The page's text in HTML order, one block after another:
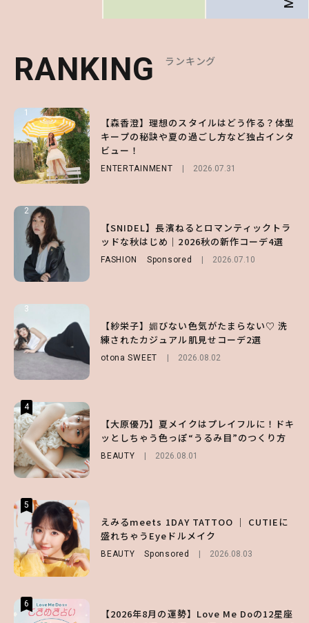
RANKING ランキング
1
【森香澄】理想のスタイルはどう作る？体型
キープの秘訣や夏の過ごし方など独占インタ
ビュー！
ENTERTAINMENT 2026.07.31
2
【SNIDEL】長濱ねるとロマンティックトラ
ッドな秋はじめ｜2026秋の新作コーデ4選
FASHION Sponsored 2026.07.10
3
【紗栄子】媚びない色気がたまらない♡ 洗
練されたカジュアル肌見せコーデ2選
otona SWEET 2026.08.02
4
【大原優乃】夏メイクはプレイフルに！ドキ
ッとしちゃう色っぽ“うるみ目”のつくり方
BEAUTY 2026.08.01
5
えみるmeets 1DAY TATTOO ｜ CUTIEに
盛れちゃうEyeドルメイク
BEAUTY Sponsored 2026.08.03
6
【2026年8月の運勢】Love Me Doの12星座
RANKING ランキング
1
【ハローキティ】がスシローと初コラボ♡
第1弾の気になるメニュー＆限定グッズを総
チェック！
LIFESTYLE 2026.07.31
2
【大原優乃】夏メイクはプレイフルに！ドキ
ッとしちゃう色っぽ“うるみ目”のつくり方
BEAUTY 2026.08.01
3
【スタバ】約160通りのカスタマイズができ
る⁉ 39店舗限定『My フルーツ³ フラペチー
ノ®』を徹底レポ♡
2026.07.30
4
【齋藤飛鳥】人生初のロブに！「意外としっ
くりくるし、すごく新鮮で心地いい」ヘアカ
ットの様子を独占でお届け♡
ENTERTAINMENT
5
【森香澄】理想のスタイルはどう作る？体型
キープの秘訣や夏の過ごし方など独占インタ
ビュー！
ENTERTAINMENT 2026.07.31
6
【SNIDEL】長濱ねるとロマンティックトラ
RANKING ランキング
1
【SNIDEL】長濱ねるとロマンティックトラ
ッドな秋はじめ｜2026秋の新作コーデ4選
2
【付録】総柄ハローキティが可愛すぎ♡ 紀
ノ国屋コラボの“優秀保冷バッグ”は夏の強
い味方！【オトナミューズ9月号増刊】
3
【谷まりあ】夏は“シアースカート”でさり
げなく肌見せ！透け感のニュアンスを楽しめ
るマストハブアイテム4選
2026.07.19
4
【夏ヘアのくずれ・うねりに】ヘアメイク夢
月直伝♡ ドライシャンプー「バティスト」
を使ったプロ級スタイリング3選
Sponsored
5
【ハローキティ】がスシローと初コラボ♡
第1弾の気になるメニュー＆限定グッズを総
チェック！
2026.07.31
6
【GU】夏の“主役級”アイテム決定！ヘルシ